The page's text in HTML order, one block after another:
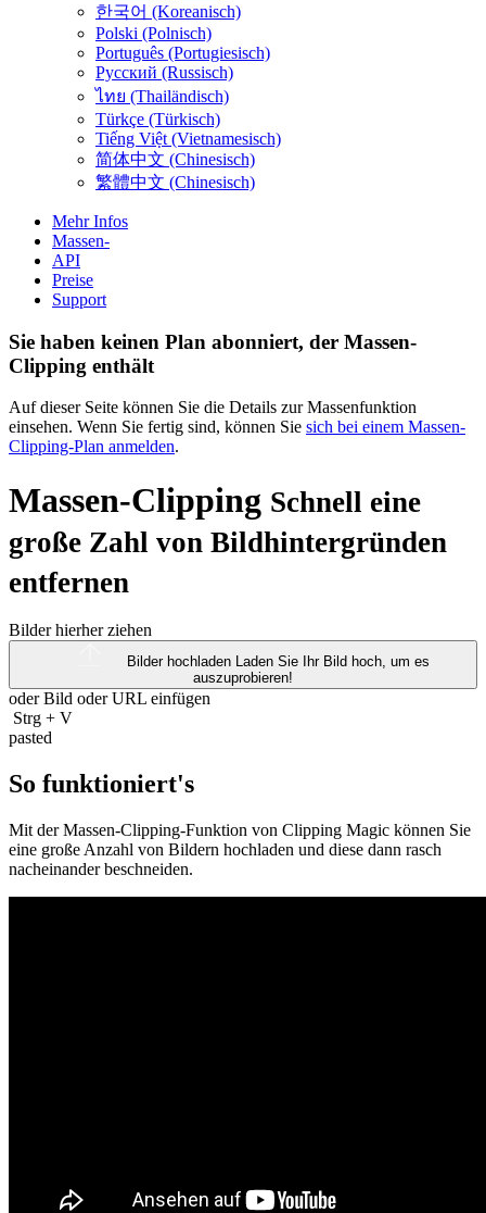
한국어 (Koreanisch)
Polski (Polnisch)
Português (Portugiesisch)
Русский (Russisch)
ไทย (Thailändisch)
Türkçe (Türkisch)
Tiếng Việt (Vietnamesisch)
简体中文 (Chinesisch)
繁體中文 (Chinesisch)
Mehr Infos
Massen-
API
Preise
Support
Sie haben keinen Plan abonniert, der Massen-
Clipping enthält
Auf dieser Seite können Sie die Details zur Massenfunktion
einsehen. Wenn Sie fertig sind, können Sie sich bei einem Massen-
Clipping-Plan anmelden.
Massen-Clipping Schnell eine
große Zahl von Bildhintergründen
entfernen
Bilder hierher ziehen
Bilder hochladen Laden Sie Ihr Bild hoch, um es
auszuprobieren!
oder Bild oderURL einfügen
Strg + V
pasted
So funktioniert's
Mit der Massen-Clipping-Funktion von Clipping Magic können Sie
eine große Anzahl von Bildern hochladen und diese dann rasch
nacheinander beschneiden.